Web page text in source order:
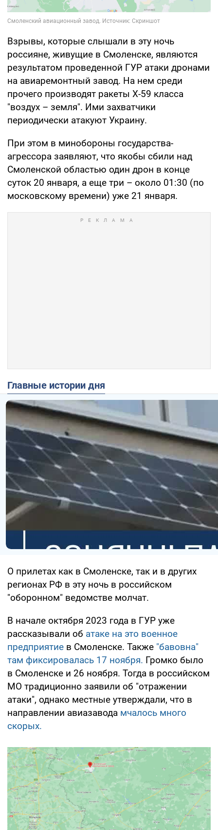
Взрывы, которые слышали в эту ночь
россияне, живущие в Смоленске, являются
результатом проведенной ГУР атаки дронами
на авиаремонтный завод. На нем среди
прочего производят ракеты Х-59 класса
"воздух – земля". Ими захватчики
периодически атакуют Украину.
При этом в минобороны государства-
агрессора заявляют, что якобы сбили над
Смоленской областью один дрон в конце
суток 20 января, а еще три – около 01:30 (по
московскому времени) уже 21 января.
Главные истории дня
О прилетах как в Смоленске, так и в других
регионах РФ в эту ночь в российском
"оборонном" ведомстве молчат.
В начале октября 2023 года в ГУР уже
рассказывали об атаке на это военное
предприятие в Смоленске. Также "бавовна"
там фиксировалась 17 ноября. Громко было
в Смоленске и 26 ноября. Тогда в российском
МО традиционно заявили об "отражении
атаки", однако местные утверждали, что в
направлении авиазавода мчалось много
скорых.